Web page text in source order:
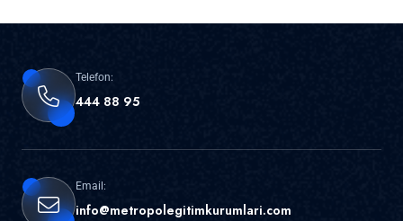
Telefon:
444 88 95
Email:
info@metropolegitimkurumlari.com